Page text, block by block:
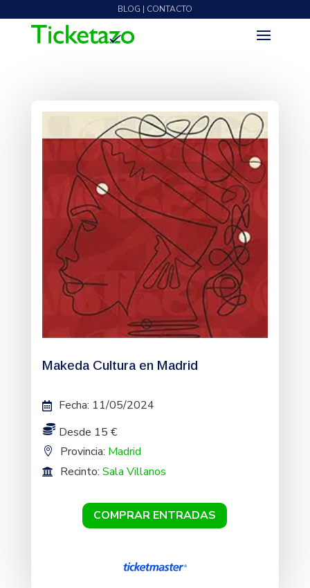
BLOG | CONTACTO
Makeda Cultura en Madrid
Fecha: 11/05/2024
Desde 15 €
Provincia: Madrid
Recinto: Sala Villanos
COMPRAR ENTRADAS